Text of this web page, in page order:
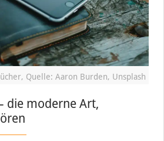
Quelle: Aaron Burden, Unsplash
die moderne Art,